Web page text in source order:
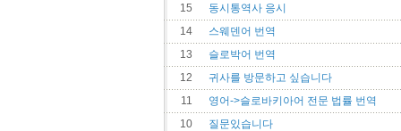
15
동시통역사 응시
14
스웨덴어 번역
13
슬로박어 번역
12
귀사를 방문하고 싶습니다
11
영어->슬로바키아어 전문 법률 번역
10
질문있습니다